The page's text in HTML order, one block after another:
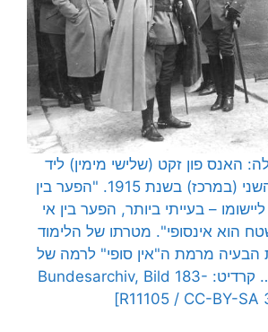
האנס פון זקט (שלישי מימין) ליד
הקיסר וילהלם השני (במרכז) בשנת 1915. "הפער בין
– בעייתי ביותר, הפער בין אי
הוא אינסופי". מטרתו של הלימוד
הבעיה מרמת ה"אין סופי" לרמה של
"בעייתי ביותר"… קרדיט: Bundesarchiv, Bild 183-
R11105 / CC-BY-SA